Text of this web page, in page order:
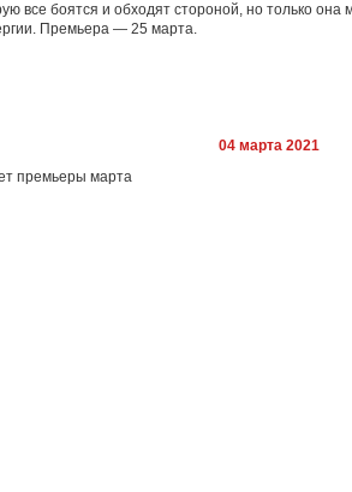
все боятся и обходят стороной, но только
Премьера — 25 марта.
04 марта 2021
премьеры марта